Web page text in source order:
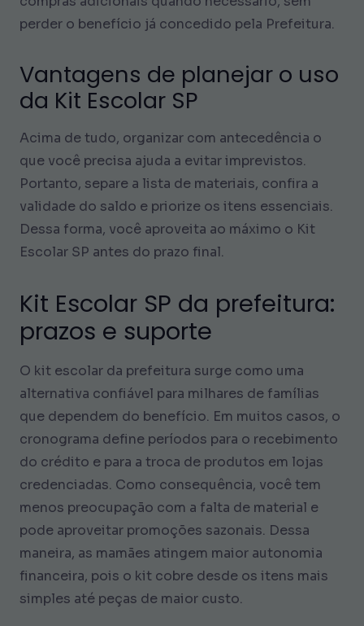
perder o benefício já concedido pela Prefeitura.
Vantagens de planejar o uso
da Kit Escolar SP
Acima de tudo, organizar com antecedência o
que você precisa ajuda a evitar imprevistos.
Portanto, separe a lista de materiais, confira a
validade do saldo e priorize os itens essenciais.
Dessa forma, você aproveita ao máximo o Kit
Escolar SP antes do prazo final.
Kit Escolar SP da prefeitura:
prazos e suporte
O kit escolar da prefeitura surge como uma
alternativa confiável para milhares de famílias
que dependem do benefício. Em muitos casos, o
cronograma define períodos para o recebimento
do crédito e para a troca de produtos em lojas
credenciadas. Como consequência, você tem
menos preocupação com a falta de material e
pode aproveitar promoções sazonais. Dessa
maneira, as mamães atingem maior autonomia
financeira, pois o kit cobre desde os itens mais
simples até peças de maior custo.